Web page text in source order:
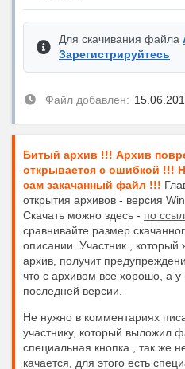
Для скачивания файла
Зарегистрируйтесь
Файл добавлен:
Битый архив !!! Архив
открывается с ошибкой !!!
сам закачанный файл !!!
открытия архивов - версия
Скачать можно здесь - по
сравнивайте размер
описании. Участник ,
архив, получит
что с архивом все хорошо, а у
последней версии.
Не нужно в комментариях
участнику, который выложил
специальная кнопка , так же
качается, для этого есть